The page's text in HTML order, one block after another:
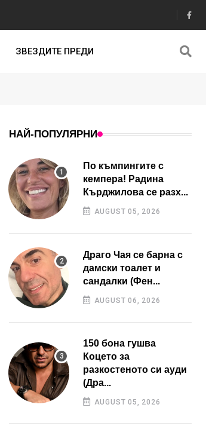
ЗВЕЗДИТЕ ПРЕДИ
НАЙ-ПОПУЛЯРНИ
По къмпингите с
кемпера! Радина
Кърджилова се разх...
AUGUST 05, 2026
Драго Чая се барна с
дамски тоалет и
сандалки (Фен...
AUGUST 06, 2026
150 бона гушва
Коцето за
разкостеното си ауди
(Дра...
AUGUST 05, 2026